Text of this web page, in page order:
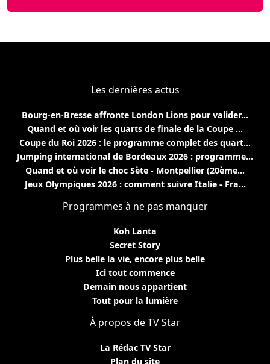
Les dernières actus
Bourg-en-Bresse affronte London Lions pour valider...
Quand et où voir les quarts de finale de la Coupe ...
Coupe du Roi 2026 : le programme complet des quart...
Jumping international de Bordeaux 2026 : programme...
Quand et où voir le choc Sète - Montpellier (20ème...
Jeux Olympiques 2026 : comment suivre Italie - Fra...
Programmes à ne pas manquer
Koh Lanta
Secret Story
Plus belle la vie, encore plus belle
Ici tout commence
Demain nous appartient
Tout pour la lumière
À propos de TV Star
La Rédac TV Star
Plan du site